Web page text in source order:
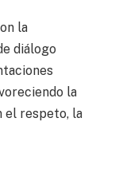
la
diálogo
la
el respeto, la